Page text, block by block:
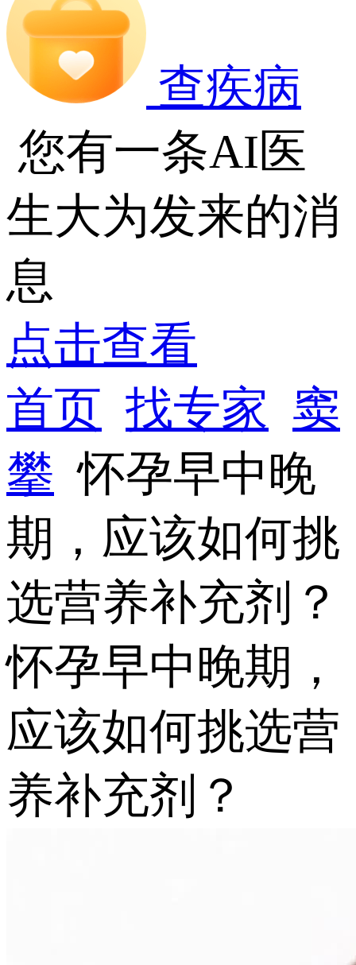
查疾病
您有一条AI医
生大为发来的消
息
点击查看
首页 找专家 窦
攀 怀孕早中晚
期，应该如何挑
选营养补充剂？
怀孕早中晚期，
应该如何挑选营
养补充剂？